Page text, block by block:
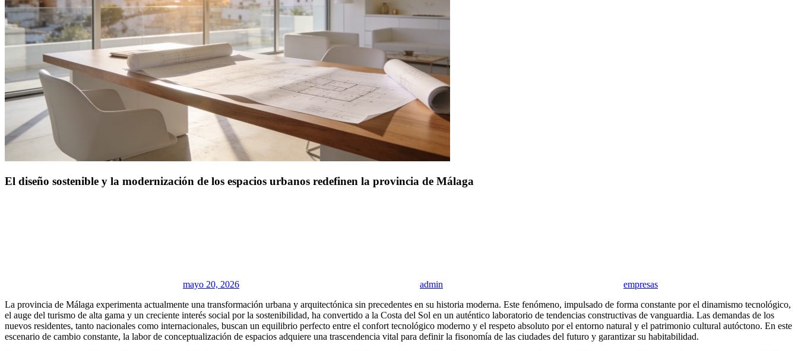
El diseño sostenible y la modernización de los espacios urbanos redefinen la provincia de Málaga
mayo 20, 2026 admin
empresas
La provincia de Málaga experimenta actualmente una transformación urbana y arquitectónica sin precedentes en su historia moderna. Este fenómeno, impulsado de forma constante por el dinamismo tecnológico,
el auge del turismo de alta gama y un creciente interés social por la sostenibilidad, ha convertido a la Costa del Sol en un auténtico laboratorio de tendencias constructivas de vanguardia. Las demandas de los
nuevos residentes, tanto nacionales como internacionales, buscan un equilibrio perfecto entre el confort tecnológico moderno y el respeto absoluto por el entorno natural y el patrimonio cultural autóctono. En este
escenario de cambio constante, la labor de conceptualización de espacios adquiere una trascendencia vital para definir la fisonomía de las ciudades del futuro y garantizar su habitabilidad.